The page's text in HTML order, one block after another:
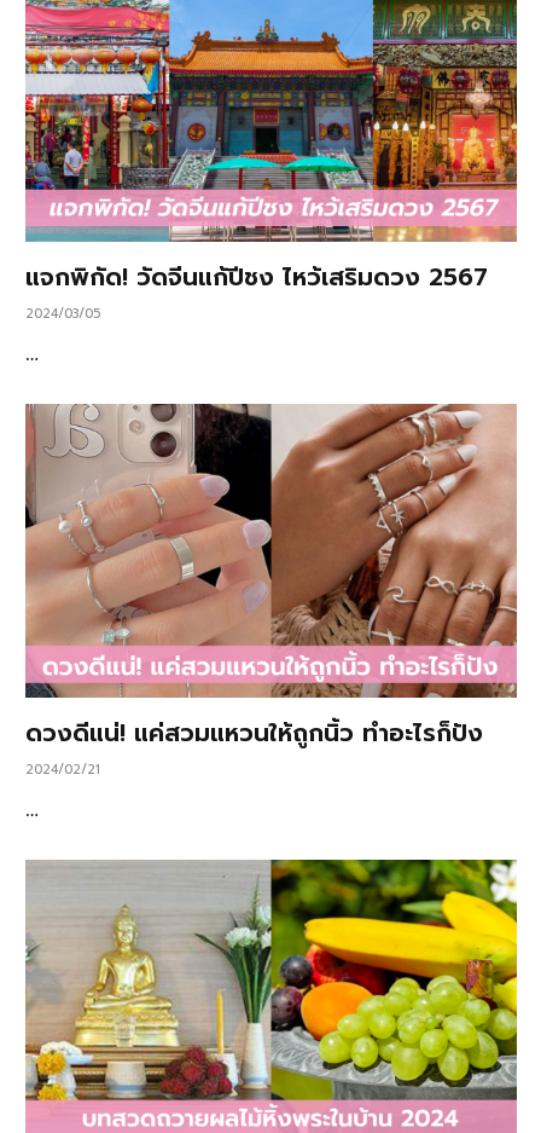
แจกพิกัด! วัดจีนแก้ปีชง ไหว้เสริมดวง 2567
2024/03/05
…
ดวงดีแน่! แค่สวมแหวนให้ถูกนิ้ว ทำอะไรก็ปัง
2024/02/21
…